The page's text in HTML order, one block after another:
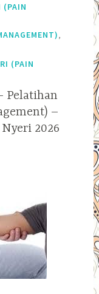
(PAIN
(PAIN
Pelatihan
–
2026